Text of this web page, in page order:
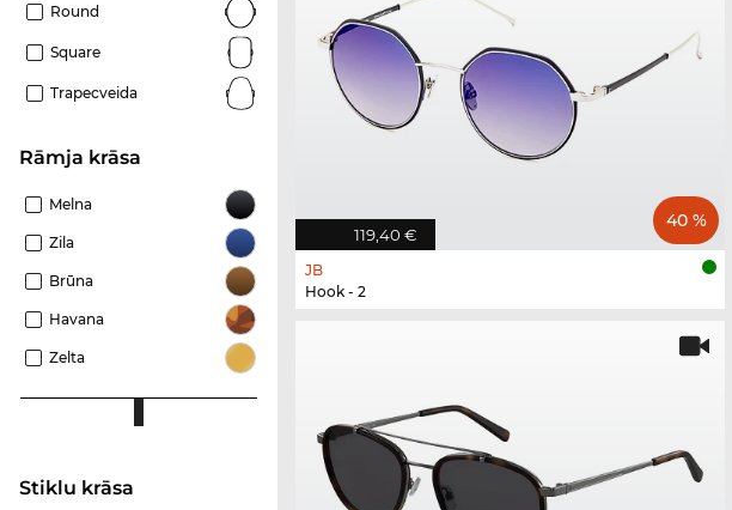
Round
Square
Trapecveida
Rāmja krāsa
Melna
Zila
Brūna
Havana
Zelta
Stiklu krāsa
119,40 €
40 %
JB
Hook - 2